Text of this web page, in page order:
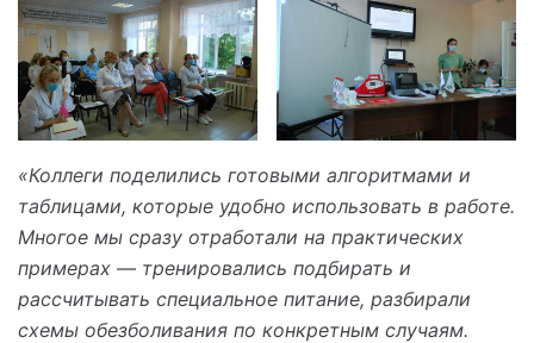
«Коллеги поделились готовыми алгоритмами и
таблицами, которые удобно использовать в работе.
Многое мы сразу отработали на практических
примерах — тренировались подбирать и
рассчитывать специальное питание, разбирали
схемы обезболивания по конкретным случаям.